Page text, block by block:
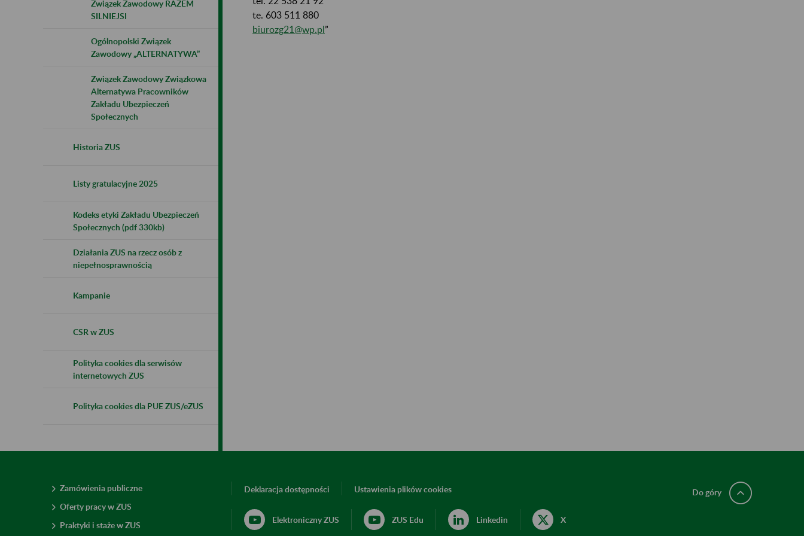
Związek Zawodowy RAZEM
SILNIEJSI
Ogólnopolski Związek
Zawodowy „ALTERNATYWA”
Związek Zawodowy Związkowa
Alternatywa Pracowników
Zakładu Ubezpieczeń
Społecznych
Historia ZUS
Listy gratulacyjne 2025
Kodeks etyki Zakładu Ubezpieczeń
Społecznych (pdf 330kb)
Działania ZUS na rzecz osób z
niepełnosprawnością
Kampanie
CSR w ZUS
Polityka cookies dla serwisów
internetowych ZUS
Polityka cookies dla PUE ZUS/eZUS
te. 603 511 880
biurozg21@wp.pl”
Zamówienia publiczne
Oferty pracy w ZUS
Praktyki i staże w ZUS
Deklaracja dostępności Ustawienia plików cookies
Elektroniczny ZUS ZUS Edu Linkedin X
Do góry